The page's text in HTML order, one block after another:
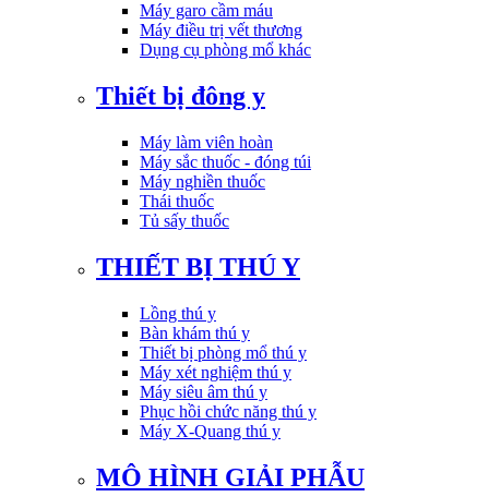
Máy garo cầm máu
Máy điều trị vết thương
Dụng cụ phòng mổ khác
Thiết bị đông y
Máy làm viên hoàn
Máy sắc thuốc - đóng túi
Máy nghiền thuốc
Thái thuốc
Tủ sấy thuốc
THIẾT BỊ THÚ Y
Lồng thú y
Bàn khám thú y
Thiết bị phòng mổ thú y
Máy xét nghiệm thú y
Máy siêu âm thú y
Phục hồi chức năng thú y
Máy X-Quang thú y
MÔ HÌNH GIẢI PHẪU